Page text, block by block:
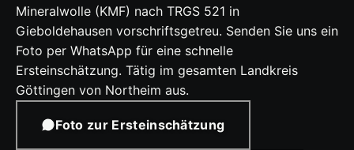
Mineralwolle (KMF) nach TRGS 521 in
Gieboldehausen vorschriftsgetreu. Senden Sie uns ein
Foto per WhatsApp für eine schnelle
Ersteinschätzung. Tätig im gesamten Landkreis
Göttingen von Northeim aus.
Foto zur Ersteinschätzung